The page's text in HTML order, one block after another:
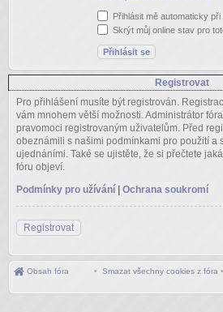
Přihlásit mě automaticky
Skrýt můj online stav pro
Registrovat
Pro přihlášení musíte být registrován.
vám mnohem větší možnosti. Administrátor
pravomoci registrovaným uživatelům. Před
obeznámili s našimi podmínkami pro použití a
ujednáními. Také se ujistěte, že si přečtete
fóru objeví.
Podmínky pro užívání
Ochrana soukromí
Registrovat
Obsah fóra • Smazat všechny cookies z fóra